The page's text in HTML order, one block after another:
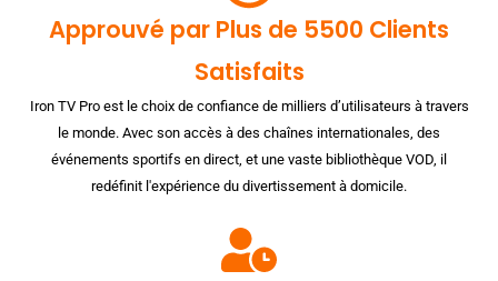
Approuvé par Plus de 5500 Clients
Satisfaits
Iron TV Pro est le choix de confiance de milliers d’utilisateurs à travers
le monde. Avec son accès à des chaînes internationales, des
événements sportifs en direct, et une vaste bibliothèque VOD, il
redéfinit l'expérience du divertissement à domicile.